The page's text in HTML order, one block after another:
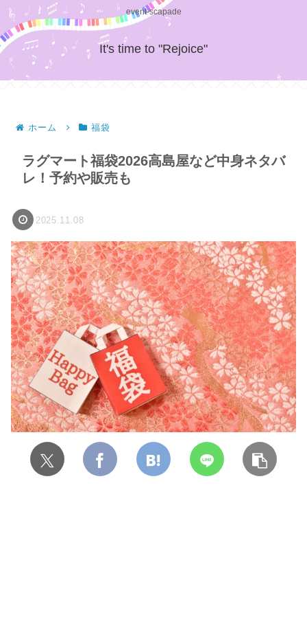
event-scapade
It's time to "Rejoice"
ホーム 福袋
ラグマート福袋2026高島屋など中身ネタバ
レ！予約や販売も
2025.11.08